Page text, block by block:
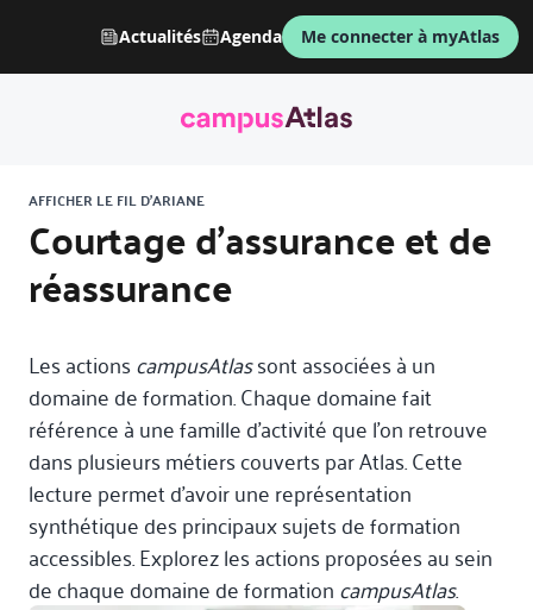
Actualités Agenda Me connecter à myAtlas
AFFICHER LE FIL D'ARIANE
Courtage d'assurance et de
réassurance
Les actionscampusAtlassont associées à un
domaine de formation. Chaque domaine fait
référence à une famille d’activité que l’on retrouve
dans plusieurs métiers couverts par Atlas. Cette
lecture permet d’avoir une représentation
synthétique des principaux sujets de formation
accessibles. Explorez les actions proposées au sein
de chaque domaine de formationcampusAtlas.